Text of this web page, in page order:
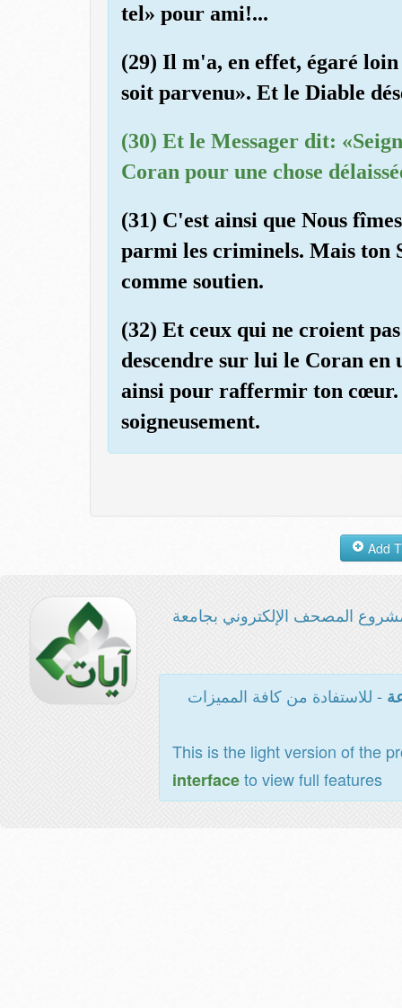
tel» pour ami!...
(29) Il m'a, en effet, égaré
soit parvenu». Et le Diable
(30) Et le Messager dit:
Coran pour une chose
(31) C'est ainsi que Nous
parmi les criminels. Mais ton
comme soutien.
(32) Et ceux qui ne croient
descendre sur lui le Coran en
ainsi pour raffermir ton cœur.
soigneusement.
المصحف الإلكتروني بجامعة
- للاستفادة من كافة المميزات
This is the light version of the
interfaceto view full features